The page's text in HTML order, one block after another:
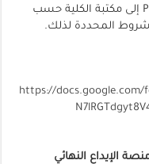
إرسال نسخة إلكترونية كاملة بصيغة PDF إلى مكتبة الكلية حسب
المحددة لذلك.
https://docs.google.com/
الإيداع النهائي